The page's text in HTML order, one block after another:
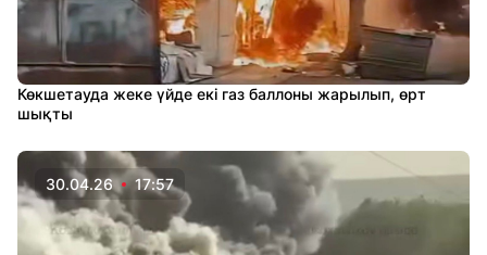
Көкшетауда жеке үйде екі газ баллоны жарылып, өрт
шықты
30.04.26 17:57